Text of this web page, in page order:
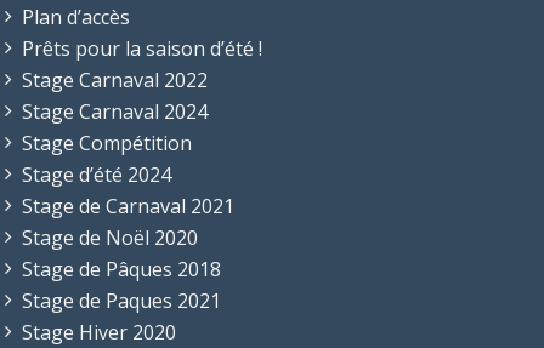
Plan d’accès
Prêts pour la saison d’été !
Stage Carnaval 2022
Stage Carnaval 2024
Stage Compétition
Stage d’été 2024
Stage de Carnaval 2021
Stage de Noël 2020
Stage de Pâques 2018
Stage de Paques 2021
Stage Hiver 2020